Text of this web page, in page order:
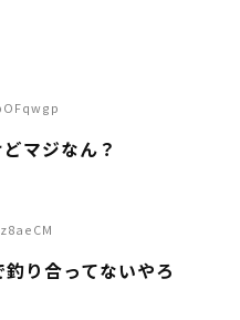
マジなん？
り合ってないやろ